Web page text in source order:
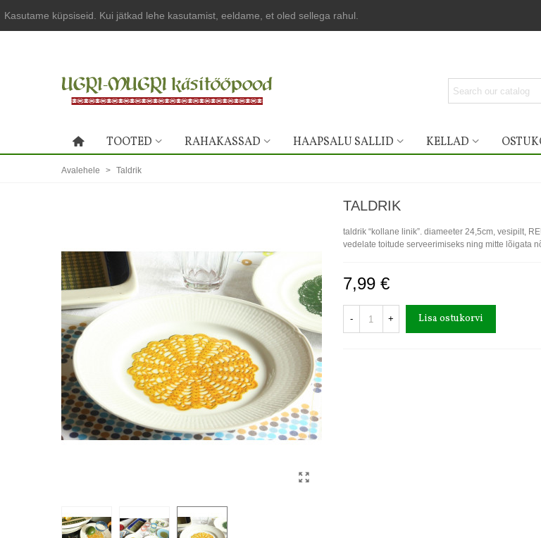
Kasutame küpsiseid. Kui jätkad lehe kasutamist, eeldame, et oled sellega rahul.
TOOTED RAHAKASSAD HAAPSALU SALLID KELLAD
Avalehele > Taldrik
TALDRIK
taldrik “kollane linik”. diameeter 24,5cm, vesipilt,
vedelate toitude serveerimiseks ning mitte lõigata
7,99 €
- + Lisa ostukorvi